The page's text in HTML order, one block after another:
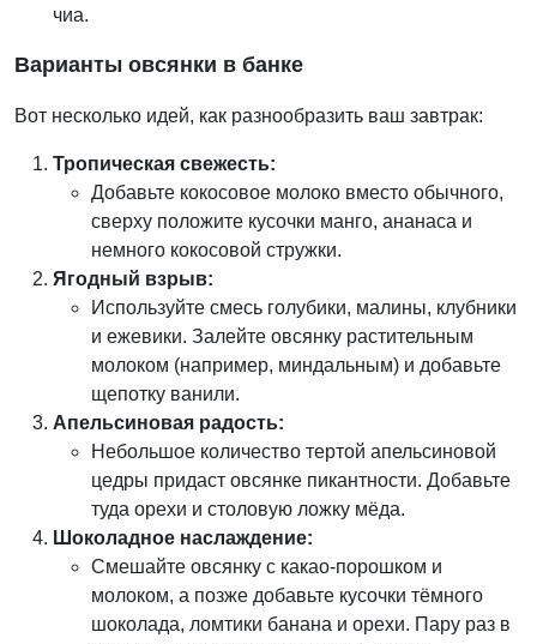
чиа.
Варианты овсянки в банке
Вот несколько идей, как разнообразить ваш завтрак:
Тропическая свежесть:
Добавьте кокосовое молоко вместо обычного,
сверху положите кусочки манго, ананаса и
немного кокосовой стружки.
Ягодный взрыв:
Используйте смесь голубики, малины, клубники
и ежевики. Залейте овсянку растительным
молоком (например, миндальным) и добавьте
щепотку ванили.
Апельсиновая радость:
Небольшое количество тертой апельсиновой
цедры придаст овсянке пикантности. Добавьте
туда орехи и столовую ложку мёда.
Шоколадное наслаждение:
Смешайте овсянку с какао-порошком и
молоком, а позже добавьте кусочки тёмного
шоколада, ломтики банана и орехи. Пару раз в